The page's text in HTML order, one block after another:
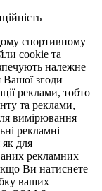
спортивному
cookie та
належне
Вашої згоди –
реклами, тобто
та реклами,
вимірювання
рекламні
для
рекламних
Ви натиснете
ваших